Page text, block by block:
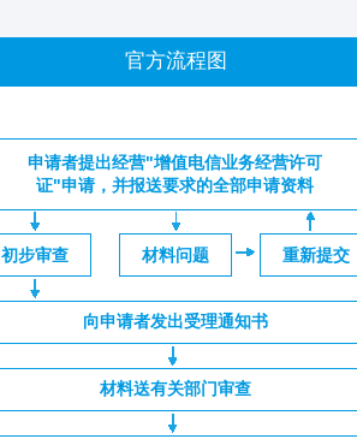
官方流程图
申请者提出经营"增值电信业务经营许可
证"申请，并报送要求的全部申请资料
初步审查 材料问题 重新提交
向申请者发出受理通知书
材料送有关部门审查